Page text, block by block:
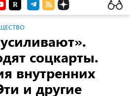
соцкарты.
внутренних
и другие